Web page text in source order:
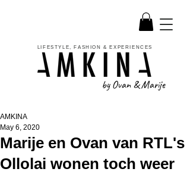
LIFESTYLE, FASHION & EXPERIENCES
by Ovan & Marije
Marije en Ovan van RTL's
Ollolai wonen toch weer
AMKINA
May 6, 2020